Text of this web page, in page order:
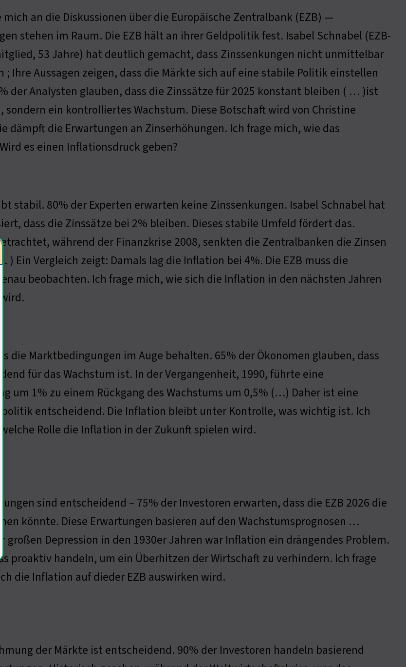
mich an die Diskussionen über die Europäische Zentralbank (EZB) —
stehen im Raum. Die EZB hält an ihrer Geldpolitik fest. Isabel Schnabel (EZB-
53 Jahre) hat deutlich gemacht, dass Zinssenkungen nicht unmittelbar
; Ihre Aussagen zeigen, dass die Märkte sich auf eine stabile Politik einstellen
der Analysten glauben, dass die Zinssätze für 2025 konstant bleiben ( … )ist
sondern ein kontrolliertes Wachstum. Diese Botschaft wird von Christine
dämpft die Erwartungen an Zinserhöhungen. Ich frage mich, wie das
es einen Inflationsdruck geben?
stabil. 80% der Experten erwarten keine Zinssenkungen. Isabel Schnabel hat
dass die Zinssätze bei 2% bleiben. Dieses stabile Umfeld fördert das.
während der Finanzkrise 2008, senkten die Zentralbanken die Zinsen
) Ein Vergleich zeigt: Damals lag die Inflation bei 4%. Die EZB muss die
beobachten. Ich frage mich, wie sich die Inflation in den nächsten Jahren
die Marktbedingungen im Auge behalten. 65% der Ökonomen glauben, dass
für das Wachstum ist. In der Vergangenheit, 1990, führte eine
um 1% zu einem Rückgang des Wachstums um 0,5% (…) Daher ist eine
entscheidend. Die Inflation bleibt unter Kontrolle, was wichtig ist. Ich
welche Rolle die Inflation in der Zukunft spielen wird.
sind entscheidend – 75% der Investoren erwarten, dass die EZB 2026 die
könnte. Diese Erwartungen basieren auf den Wachstumsprognosen …
großen Depression in den 1930er Jahren war Inflation ein drängendes Problem.
proaktiv handeln, um ein Überhitzen der Wirtschaft zu verhindern. Ich frage
die Inflation auf dieder EZB auswirken wird.
der Märkte ist entscheidend. 90% der Investoren handeln basierend